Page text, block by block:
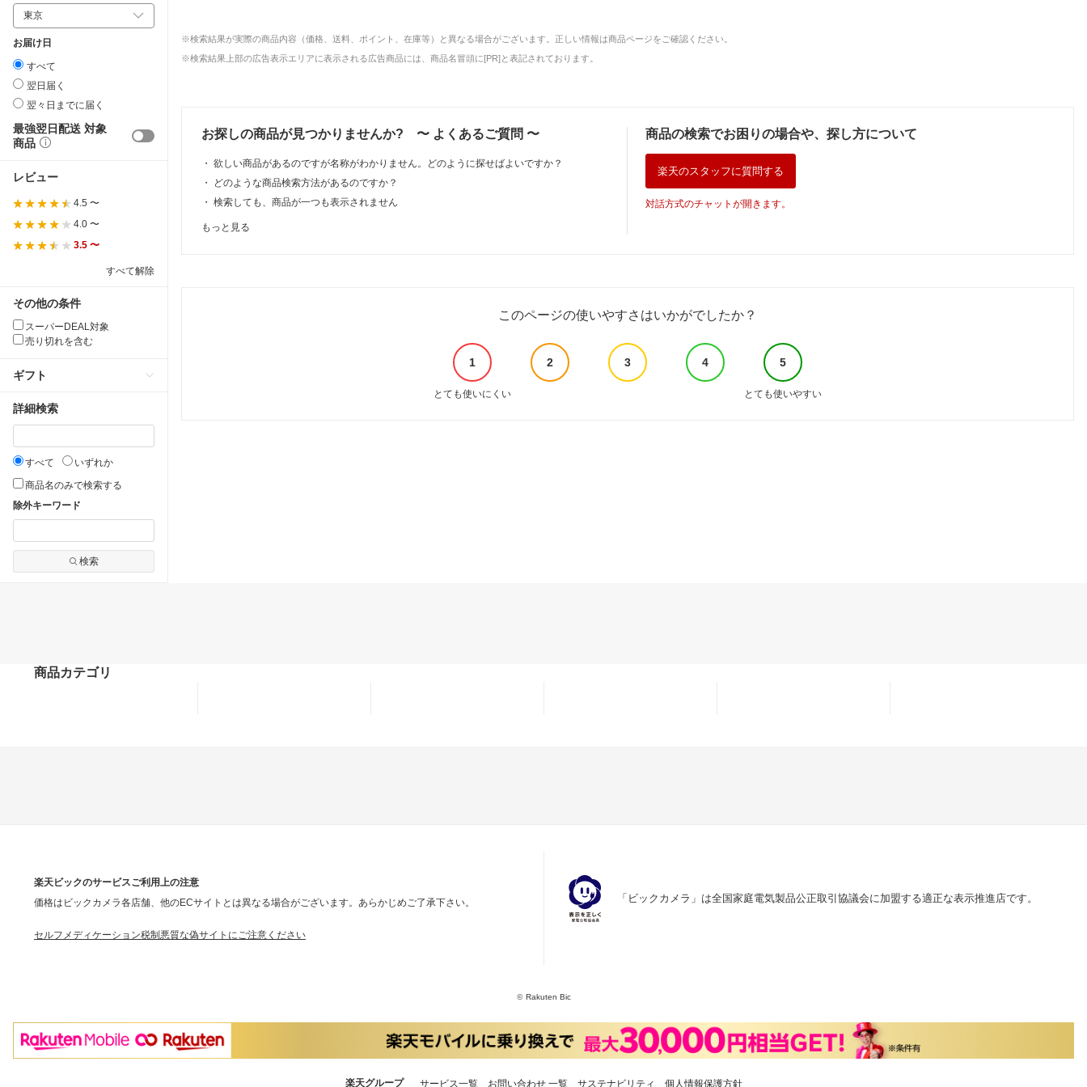
お届け日
すべて
翌日届く
翌々日までに届く
最強翌日配送 対象
商品
レビュー
4.5 〜
4.0 〜
3.5 〜
すべて解除
その他の条件
スーパーDEAL対象
売り切れを含む
ギフト
詳細検索
すべて
いずれか
商品名のみで検索する
除外キーワード
検索
※検索結果が実際の商品内容（価格、送料、ポイント、在庫等）と異なる場合がございます。正しい情報は商品ページをご確認ください。
※検索結果上部の広告表示エリアに表示される広告商品には、商品名冒頭に[PR]と表記されております。
お探しの商品が見つかりませんか? 〜 よくあるご質問 〜
・ 欲しい商品があるのですが名称がわかりません。どのように探せばよいですか？
・
どのような商品検索方法があるのですか？
・ 検索しても、商品が一つも表示されません
もっと見る
商品の検索でお困りの場合や、探し方について
楽天のスタッフに質問する
対話方式のチャットが開きます。
このページの使いやすさはいかがでしたか？
1 2 3 4 5
とても使いにくい とても使いやすい
商品カテゴリ
楽天ビックのサービスご利用上の注意
価格はビックカメラ各店舗、他のECサイトとは異なる場合がございます。あらかじめご了承下さい。
セルフメディケーション税制悪質な偽サイトにご注意ください
「ビックカメラ」は全国家庭電気製品公正取引協議会に加盟する適正な表示推進店です。
©Rakuten Bic
楽天グループ サービス一覧 お問い合わせ 一覧 サステナビリティ 個人情報保護方針